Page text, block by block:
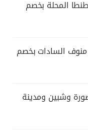
المحلة بخصم
السادات بخصم
وشبين ومدينة